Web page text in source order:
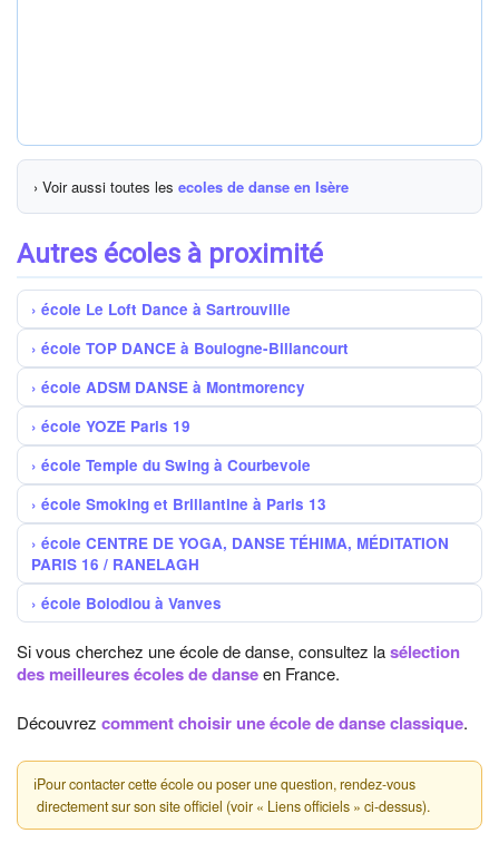
› Voir aussi toutes les ecoles de danse en Isère
Autres écoles à proximité
école Le Loft Dance à Sartrouville
école TOP DANCE à Boulogne-Billancourt
école ADSM DANSE à Montmorency
école YOZE Paris 19
école Temple du Swing à Courbevoie
école Smoking et Brillantine à Paris 13
école CENTRE DE YOGA, DANSE TÉHIMA, MÉDITATION
PARIS 16 / RANELAGH
école Bolodiou à Vanves
Si vous cherchez une école de danse, consultez lasélection
des meilleures écoles de danseen France.
Découvrez comment choisir une école de danse classique.
ℹPour contacter cette école ou poser une question, rendez-vous
directement sur son site officiel (voir « Liens officiels » ci-dessus).